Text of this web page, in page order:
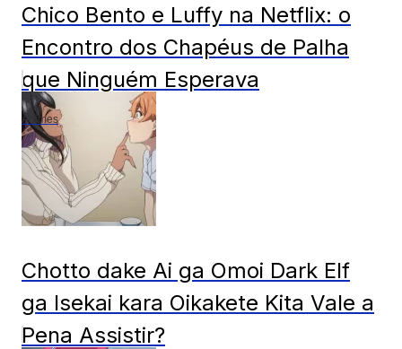
Chico Bento e Luffy na Netflix: o
Encontro dos Chapéus de Palha
que Ninguém Esperava
Animes
Chotto dake Ai ga Omoi Dark Elf
ga Isekai kara Oikakete Kita Vale a
Pena Assistir?